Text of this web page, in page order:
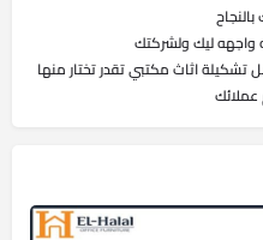
واجهه ليك ولشركتك
تشكيلة اثاث مكتبي تقدر تختار منها